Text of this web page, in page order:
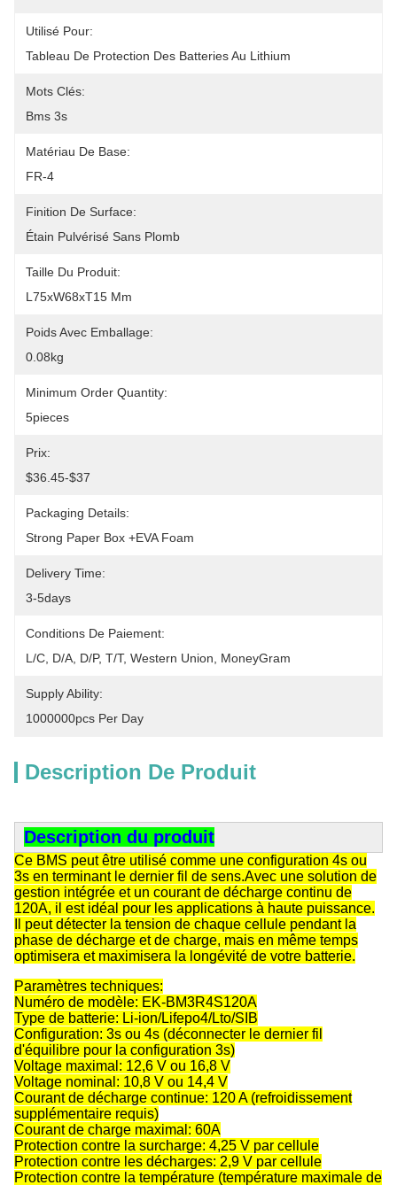
Utilisé Pour:
Tableau De Protection Des Batteries Au Lithium
Mots Clés:
Bms 3s
Matériau De Base:
FR-4
Finition De Surface:
Étain Pulvérisé Sans Plomb
Taille Du Produit:
L75xW68xT15 Mm
Poids Avec Emballage:
0.08kg
Minimum Order Quantity:
5pieces
Prix:
$36.45-$37
Packaging Details:
Strong Paper Box +EVA Foam
Delivery Time:
3-5days
Conditions De Paiement:
L/C, D/A, D/P, T/T, Western Union, MoneyGram
Supply Ability:
1000000pcs Per Day
Description De Produit
Description du produit
Ce BMS peut être utilisé comme une configuration 4s ou
3s en terminant le dernier fil de sens.Avec une solution de
gestion intégrée et un courant de décharge continu de
120A, il est idéal pour les applications à haute puissance.
Il peut détecter la tension de chaque cellule pendant la
phase de décharge et de charge, mais en même temps
optimisera et maximisera la longévité de votre batterie.
Paramètres techniques:
Numéro de modèle: EK-BM3R4S120A
Type de batterie: Li-ion/Lifepo4/Lto/SIB
Configuration: 3s ou 4s (déconnecter le dernier fil
d'équilibre pour la configuration 3s)
Voltage maximal: 12,6 V ou 16,8 V
Voltage nominal: 10,8 V ou 14,4 V
Courant de décharge continue: 120 A (refroidissement
supplémentaire requis)
Courant de charge maximal: 60A
Protection contre la surcharge: 4,25 V par cellule
Protection contre les décharges: 2,9 V par cellule
Protection contre la température (température maximale de